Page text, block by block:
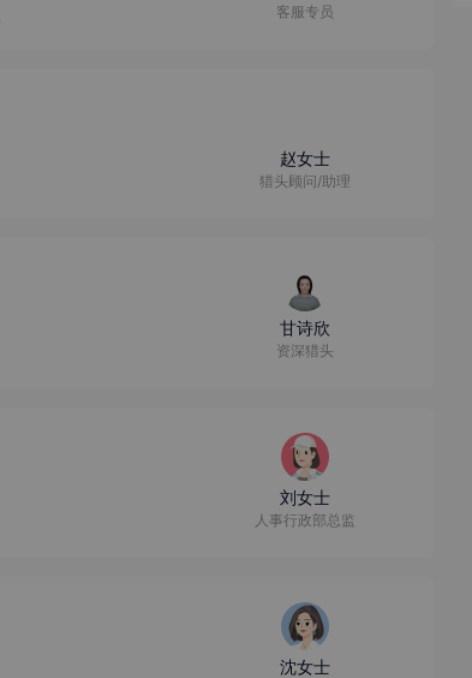
客服专员
赵女士
猎头顾问/助理
甘诗欣
资深猎头
刘女士
人事行政部总监
沈女士